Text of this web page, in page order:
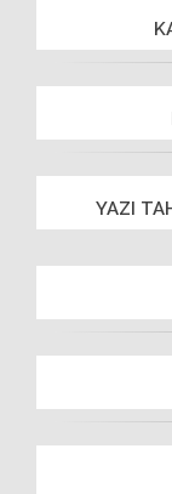
YAZI